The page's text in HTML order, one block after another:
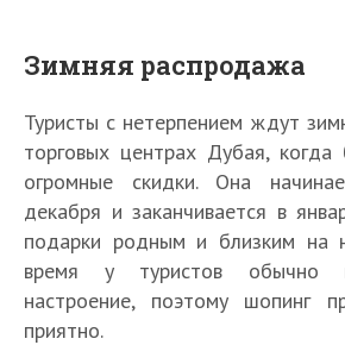
Зимняя распродажа
Туристы с нетерпением ждут
торговых центрах Дубая, когда
огромные скидки. Она
декабря и заканчивается в
подарки родным и близким на
время у туристов обычно
настроение, поэтому шопинг
приятно.